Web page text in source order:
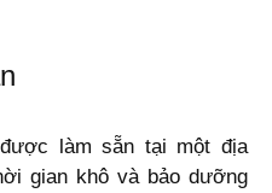
làm sẵn tại một địa
gian khô và bảo dưỡng